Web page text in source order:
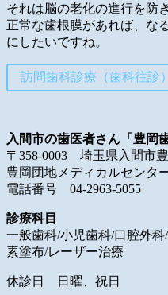
それは脳の老化の進行を防
正常な歯根膜があれば、な
にしたいですね。
訪問歯科診療（歯科往診
入間市の歯医者さん「豊岡
〒358-0003 埼玉県入間市豊
豊岡団地メディカルセンタ
電話番号 04-2963-5055
診療科目
一般歯科/小児歯科/口腔外
素塗布/レーザー治療
休診日 日曜、祝日